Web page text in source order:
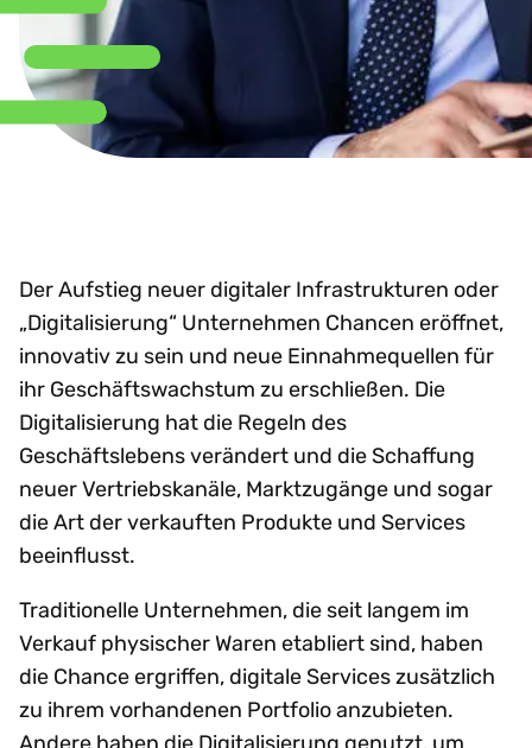
Der Aufstieg neuer digitaler Infrastrukturen oder
„Digitalisierung“ Unternehmen Chancen eröffnet,
innovativ zu sein und neue Einnahmequellen für
ihr Geschäftswachstum zu erschließen. Die
Digitalisierung hat die Regeln des
Geschäftslebens verändert und die Schaffung
neuer Vertriebskanäle, Marktzugänge und sogar
die Art der verkauften Produkte und Services
beeinflusst.
Traditionelle Unternehmen, die seit langem im
Verkauf physischer Waren etabliert sind, haben
die Chance ergriffen, digitale Services zusätzlich
zu ihrem vorhandenen Portfolio anzubieten.
Andere haben die Digitalisierung genutzt, um